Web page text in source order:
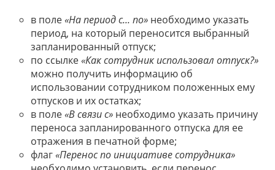
в поле«На период с... по» необходимо указать
период, на который переносится выбранный
запланированный отпуск;
по ссылке«Как сотрудник использовал отпуск?»
можно получить информацию об
использовании сотрудником положенных ему
отпусков и их остатках;
в поле«В связи с» необходимо указать причину
переноса запланированного отпуска для ее
отражения в печатной форме;
флаг«Перенос по инициативе сотрудника»